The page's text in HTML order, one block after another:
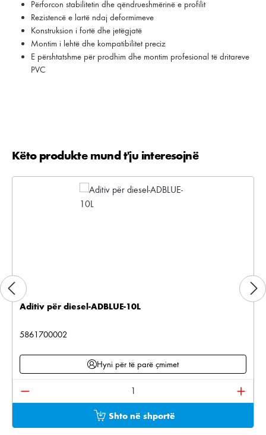
Përforcon stabilitetin dhe qëndrueshmërinë e profilit
Rezistencë e lartë ndaj deformimeve
Konstruksion i fortë dhe jetëgjatë
Montim i lehtë dhe kompatibilitet preciz
E përshtatshme për prodhim dhe montim profesional të dritareve
PVC
Kalo galerinë e produktit
Këto produkte mund t'ju interesojnë
Aditiv për diesel-ADBLUE-10L
5861700002
Hyni për të parë çmimet
Sasia e produktit: Shkruani sasinë e dëshiruar
Shto në shportë